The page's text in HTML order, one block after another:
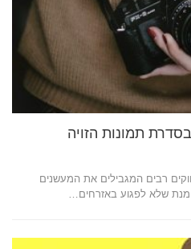
תמונות הזויה
רבים המגבילים את המעשנים
מנת שלא לפגוע באזרחים…